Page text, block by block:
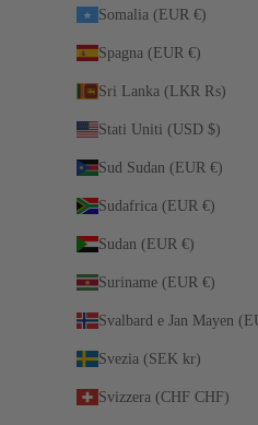
Somalia (EUR €)
Spagna (EUR €)
Sri Lanka (LKR ₨)
Stati Uniti (USD $)
Sud Sudan (EUR €)
Sudafrica (EUR €)
Sudan (EUR €)
Suriname (EUR €)
Svezia (SEK kr)
Svizzera (CHF CHF)